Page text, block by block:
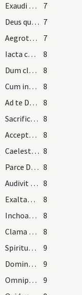
Exaudi Deus
7
Deus qui culpa offenderis paenitentia placaris ... meremur averte. 7
Aegrotavit Ezechias usque ad mortem
7
Iacta cogitatum tuum
8
Dum clamarem
8
Cum introisset Iesus Capharnaum
8
Ad te Domine levavi animam meam
8
Sacrificiis praesentibus quaesumus Domine placatus 8
Acceptabis sacrificium iustitiae
8
Caelestis doni benedictione percepta 8
Parce Domine parce populo tuo ut dignis flagellationibus 8
Audivit Dominus 8
Exaltabo te
8
Inchoata ieiunia quaesumus Domine benigno favore ... exercere valeamus.
8
Clama ne cesses
8
Spiritus Sanctus superveniat ... custodiat vos.
9
Dominus vobiscum
9
Omnipotens sempiterne Deus qui regenerare dignatus es hos famulos ... aeternam propitiatus.
9